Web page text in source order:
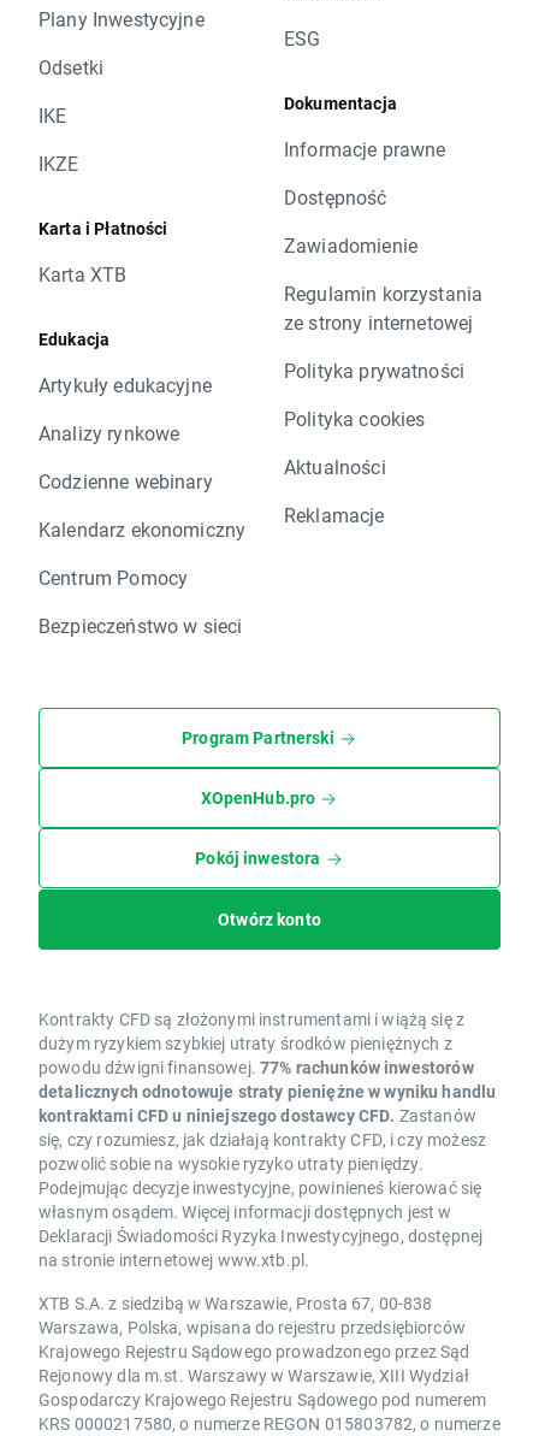
Plany Inwestycyjne
Odsetki
IKE
IKZE
Karta i Płatności
Karta XTB
Edukacja
Artykuły edukacyjne
Analizy rynkowe
Codzienne webinary
Kalendarz ekonomiczny
Centrum Pomocy
Bezpieczeństwo w sieci
ESG
Dokumentacja
Informacje prawne
Dostępność
Zawiadomienie
Regulamin korzystania
ze strony internetowej
Polityka prywatności
Polityka cookies
Aktualności
Reklamacje
Program Partnerski
XOpenHub.pro
Pokój inwestora
Otwórz konto
Kontrakty CFD są złożonymi instrumentami i wiążą się z
dużym ryzykiem szybkiej utraty środków pieniężnych z
powodu dźwigni finansowej. 77% rachunków inwestorów
detalicznych odnotowuje straty pieniężne w wyniku handlu
kontraktami CFD u niniejszego dostawcy CFD. Zastanów
się, czy rozumiesz, jak działają kontrakty CFD, i czy możesz
pozwolić sobie na wysokie ryzyko utraty pieniędzy.
Podejmując decyzje inwestycyjne, powinieneś kierować się
własnym osądem. Więcej informacji dostępnych jest w
Deklaracji Świadomości Ryzyka Inwestycyjnego, dostępnej
na stronie internetowej www.xtb.pl.
XTB S.A. z siedzibą w Warszawie, Prosta 67, 00-838
Warszawa, Polska, wpisana do rejestru przedsiębiorców
Krajowego Rejestru Sądowego prowadzonego przez Sąd
Rejonowy dla m.st. Warszawy w Warszawie, XIII Wydział
Gospodarczy Krajowego Rejestru Sądowego pod numerem
KRS 0000217580, o numerze REGON 015803782, o numerze